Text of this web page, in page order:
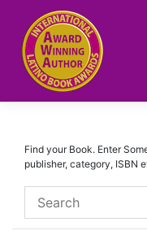
content
Find your Book. Enter
publisher, category, ISBN